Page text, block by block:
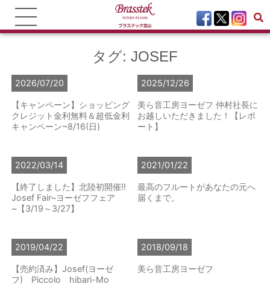
タグ: JOSEF
2026/07/20
【キャンペーン】ショッピング
クレジット金利無料＆超低金利
キャンペーン~8/16(日)
2025/12/26
美ら音工房ヨーゼフ 仲村社長に
お越しいただきました！【レポ
ート】
2022/03/14
【終了しました】北陸初開催!!
Josef Fair~ヨーゼフフェア
~【3/19～3/27】
2021/01/22
最高のフルートがあなたの元へ
届くまで。
2019/04/22
【売約済み】Josef(ヨーゼ
フ) Piccolo hibari-Mo
2018/09/18
美ら音工房ヨーゼフ